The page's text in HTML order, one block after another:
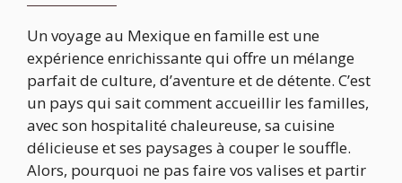
Un voyage au Mexique en famille est une
expérience enrichissante qui offre un mélange
parfait de culture, d’aventure et de détente. C’est
un pays qui sait comment accueillir les familles,
avec son hospitalité chaleureuse, sa cuisine
délicieuse et ses paysages à couper le souffle.
Alors, pourquoi ne pas faire vos valises et partir